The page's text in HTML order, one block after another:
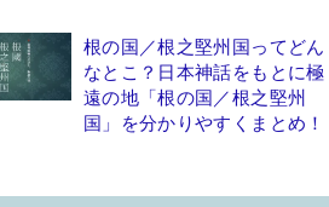
根の国／根之堅州国ってどん
なとこ？日本神話をもとに極
遠の地「根の国／根之堅州
国」を分かりやすくまとめ！